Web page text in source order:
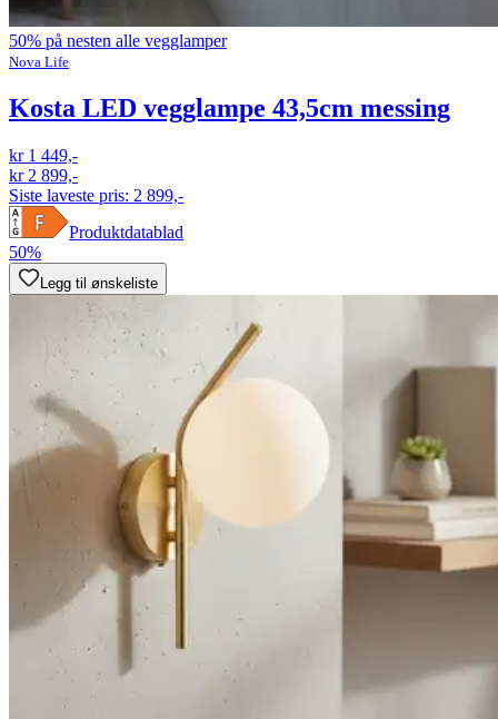
50% på nesten alle vegglamper
Nova Life
Kosta LED vegglampe 43,5cm messing
kr 1 449,-
kr 2 899,-
Siste laveste pris: 2 899,-
Produktdatablad
50%
Legg til ønskeliste